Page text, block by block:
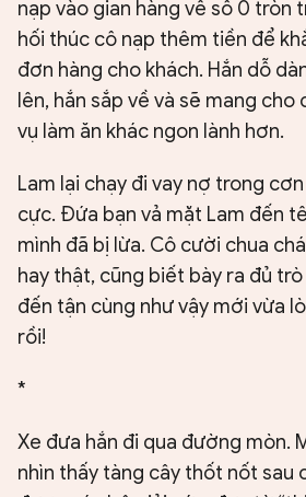
nạp vào gian hàng về số 0 tròn
hối thúc cô nạp thêm tiền để
đơn hàng cho khách. Hắn dỗ
lên, hắn sắp về và sẽ mang
vụ làm ăn khác ngon lành hơn.
Lam lại chạy đi vay nợ trong
cực. Đứa bạn vả mặt Lam đến
mình đã bị lừa. Cô cười chua
hay thật, cũng biết bày ra đủ
đến tận cùng như vậy mới vừa
rồi!
*
Xe đưa hắn đi qua đường mòn.
nhìn thấy tàng cây thốt nốt sau